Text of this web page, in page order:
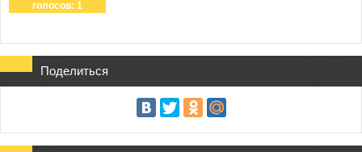
голосов: 1
Поделиться